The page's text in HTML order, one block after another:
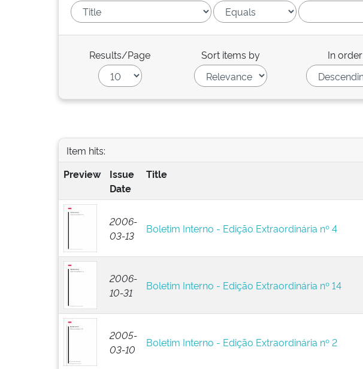
Results/Page Sort items by In order
Item hits:
Preview
Issue
Date
Title
2006-
03-13
Boletim Interno - Edição Extraordinária nº 4
2006-
10-31
Boletim Interno - Edição Extraordinária nº 14
2005-
03-10
Boletim Interno - Edição Extraordinária nº 2